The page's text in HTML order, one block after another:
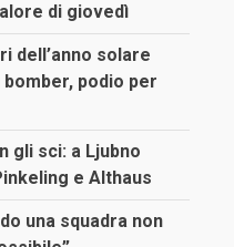
di giovedì
dell’anno solare
podio per
gli sci: a Ljubno
e Althaus
una squadra non